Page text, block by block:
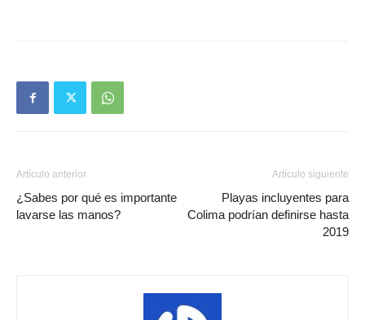
Artículo anterior
¿Sabes por qué es importante
lavarse las manos?
Artículo siguiente
Playas incluyentes para
Colima podrían definirse hasta
2019